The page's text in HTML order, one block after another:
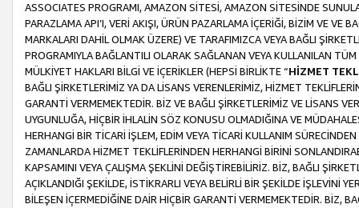
ASSOCIATES PROGRAMI, AMAZON SİTESİ, AMAZON SİTESİNDE
PARAZLAMA API’I, VERİ AKIŞI, ÜRÜN PAZARLAMA İÇERİĞİ, BİZİM VE VE
MARKALARI DAHİL OLMAK ÜZERE) VE TARAFIMIZCA VEYA BAĞLI
PROGRAMIYLA BAĞLANTILI OLARAK SAĞLANAN VEYA KULLANILAN
MÜLKİYET HAKLARI BİLGİ VE İÇERİKLER (HEPSİ BİRLİKTE “HİZMET
BAĞLI ŞİRKETLERİMİZ YA DA LİSANS VERENLERİMİZ, HİZMET
GARANTİ VERMEMEKTEDİR. BİZ VE BAĞLI ŞİRKETLERİMİZ VE LİSANS
UYGUNLUĞA, HİÇBİR İHLALİN SÖZ KONUSU OLMADIĞINA VE
HERHANGİ BİR TİCARİ İŞLEM, EDİM VEYA TİCARİ KULLANIM
ZAMANLARDA HİZMET TEKLİFLERİNDEN HERHANGİ BİRİNİ
KAPSAMINI VEYA ÇALIŞMA ŞEKLİNİ DEĞİŞTİREBİLİRİZ. BİZ, BAĞLI
AÇIKLANDIĞI ŞEKİLDE, İSTİKRARLI VEYA BELİRLİ BİR ŞEKİLDE İŞLEVİNİ
BİLEŞEN İÇERMEDİĞİNE DAİR HİÇBİR GARANTİ VERMEMEKTEDİR. BİZ,